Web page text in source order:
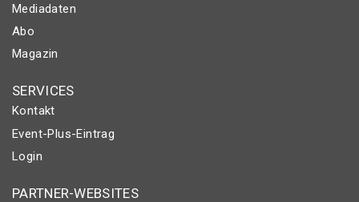
Mediadaten
Abo
Magazin
SERVICES
Kontakt
Event-Plus-Eintrag
Login
PARTNER-WEBSITES